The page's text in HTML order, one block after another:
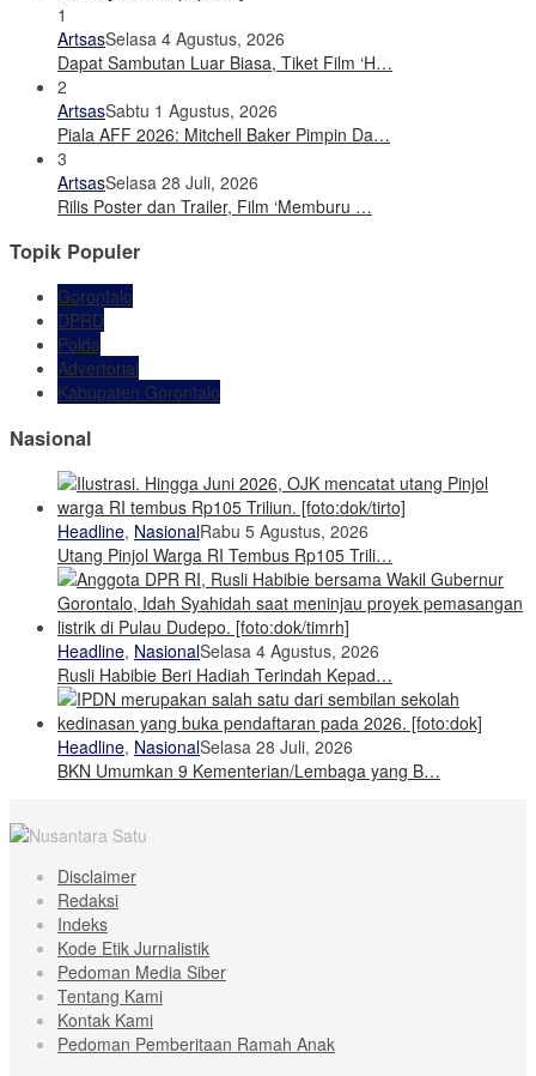
1
ArtsasSelasa 4 Agustus, 2026
Dapat Sambutan Luar Biasa, Tiket Film ‘H…
2
ArtsasSabtu 1 Agustus, 2026
Piala AFF 2026: Mitchell Baker Pimpin Da…
3
ArtsasSelasa 28 Juli, 2026
Rilis Poster dan Trailer, Film ‘Memburu …
Topik Populer
Gorontalo
DPRD
Polda
Advertorial
Kabupaten Gorontalo
Nasional
Headline, NasionalRabu 5 Agustus, 2026
Utang Pinjol Warga RI Tembus Rp105 Trili…
Headline, NasionalSelasa 4 Agustus, 2026
Rusli Habibie Beri Hadiah Terindah Kepad…
Headline, NasionalSelasa 28 Juli, 2026
BKN Umumkan 9 Kementerian/Lembaga yang B…
Disclaimer
Redaksi
Indeks
Kode Etik Jurnalistik
Pedoman Media Siber
Tentang Kami
Kontak Kami
Pedoman Pemberitaan Ramah Anak